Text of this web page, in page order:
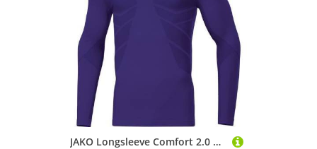
JAKO Longsleeve Comfort 2.0 XL Lila